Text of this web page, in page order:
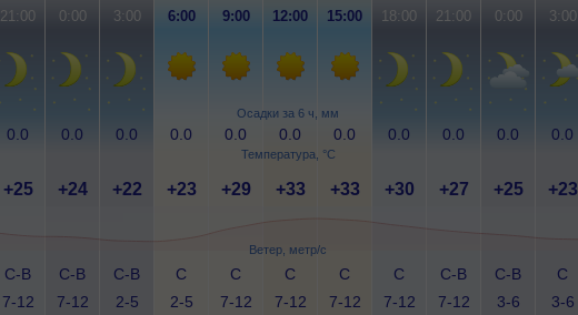
Осадки за 6 ч, мм
Температура, °C
Ветер, метр/с
21:00 0:00 3:00 6:00 9:00 12:00 15:00 18:00 21:00 0:00 3:00
0.0 0.0 0.0 0.0 0.0 0.0 0.0 0.0 0.0 0.0 0.0
+25 +24 +22 +23 +29 +33 +33 +30 +27 +25 +23
С-В
7-12
С-В
7-12
С-В
2-5
С
2-5
С
7-12
С
7-12
С
7-12
С
7-12
С-В
7-12
С-В
3-6
С
3-6